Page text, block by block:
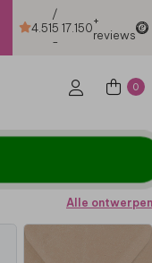
4.51
/
5
-
17.150+
reviews
0
Alle ontwerpen